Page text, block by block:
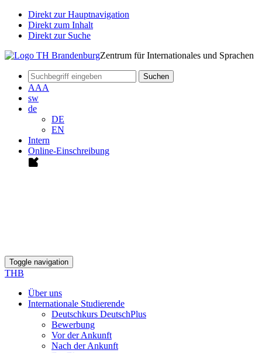
Direkt zur Hauptnavigation
Direkt zum Inhalt
Direkt zur Suche
Suchen
AAA
sw
de
DE
EN
Intern
Online-Einschreibung
Zentrum für Internationales und Sprachen
Toggle navigation
THB
Über uns
Internationale Studierende
Deutschkurs DeutschPlus
Bewerbung
Vor der Ankunft
Nach der Ankunft